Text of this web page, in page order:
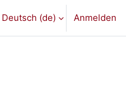
Deutsch ‎(de)‎ Anmelden